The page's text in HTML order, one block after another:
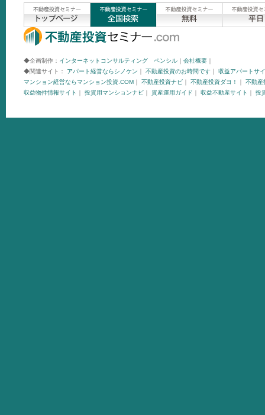
◆企画制作： インターネットコンサルティング ペンシル ｜ 会社概要 ｜
◆関連サイト： アパート経営ならシノケン ｜ 不動産投資のお時間です ｜ 収益アパートサ
マンション経営ならマンション投資.COM ｜ 不動産投資ナビ ｜ 不動産投資ダヨ！ ｜ 不動産
収益物件情報サイト ｜ 投資用マンションナビ ｜ 資産運用ガイド ｜ 収益不動産サイト ｜ 投